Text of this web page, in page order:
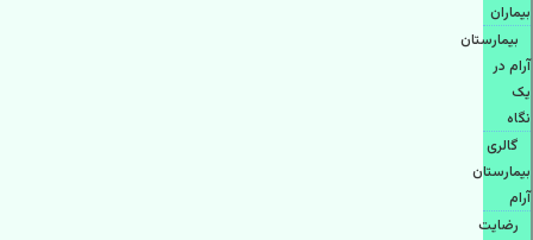
بیماران
بیمارستان
آرام در
یک
نگاه
گالری
بیمارستان
آرام
رضایت